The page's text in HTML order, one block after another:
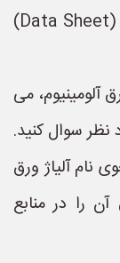
خریداری شده دارای برگه مشخصات فنی (Data Sheet)
آلومینیوم، می
نظر سوال کنید.
نام آلیاژ ورق
آن را در منابع